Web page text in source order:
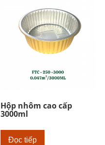
Hộp nhôm cao cấp
3000ml
Đọc tiếp